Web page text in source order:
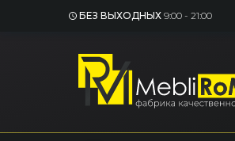
БЕЗ ВЫХОДНЫХ 9:00 - 21:00